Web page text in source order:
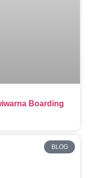
Boarding
BLOG